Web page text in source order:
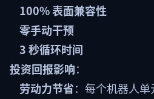
100% 表面兼容性
零手动干预
3 秒循环时间
投资回报影响：
劳动力节省：每个机器人